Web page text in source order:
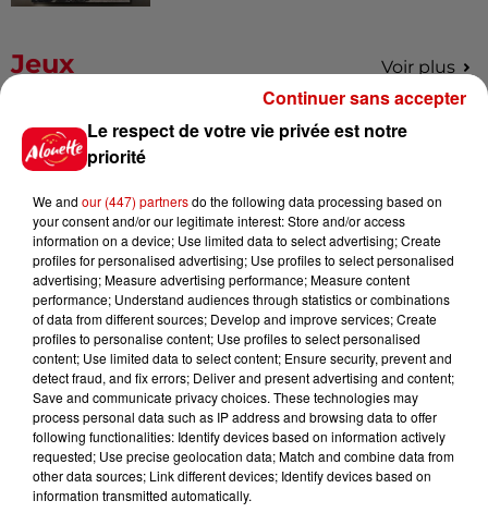
Jeux Voir plus
Gagnez vos places pour le
festival Marché Gourmand 2026
Le Duel - Gagnez vos entrées
pour l'un des zoos de nos
régions !
Destination Vacances - Gagnez
votre séjour en famille au cœur
de la...
Le respect de votre vie privée est notre
priorité
We and our (447) partnersdo the following data processing based on
your consent and/or our legitimate interest: Store and/or access
information on a device; Use limited data to select advertising; Create
profiles for personalised advertising; Use profiles to select personalised
advertising; Measure advertising performance; Measure content
performance; Understand audiences through statistics or combinations
of data from different sources; Develop and improve services; Create
profiles to personalise content; Use profiles to select personalised
content; Use limited data to select content; Ensure security, prevent and
detect fraud, and fix errors; Deliver and present advertising and content;
Save and communicate privacy choices. These technologies may
process personal data such as IP address and browsing data to offer
following functionalities: Identify devices based on information actively
requested; Use precise geolocation data; Match and combine data from
other data sources; Link different devices; Identify devices based on
information transmitted automatically.
Continuer sans accepter